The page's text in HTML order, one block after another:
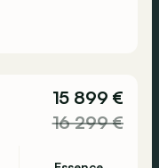
15 899 €
16 299 €